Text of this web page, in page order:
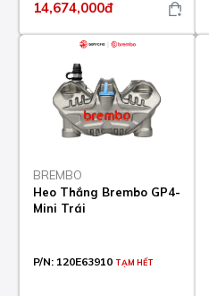
14,674,000đ
BREMBO
Heo Thắng Brembo GP4-
Mini Trái
P/N: 120E63910 TẠM HẾT